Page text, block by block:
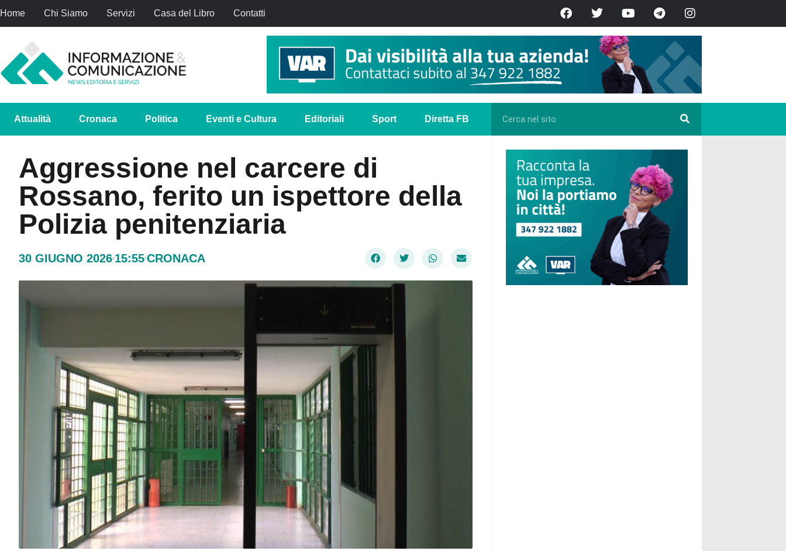
Home Chi Siamo Servizi Casa del Libro Contatti
Attualità Cronaca Politica Eventi e Cultura Editoriali Sport Diretta FB
Aggressione nel carcere di
Rossano, ferito un ispettore della
Polizia penitenziaria
30 GIUGNO 2026 15:55CRONACA